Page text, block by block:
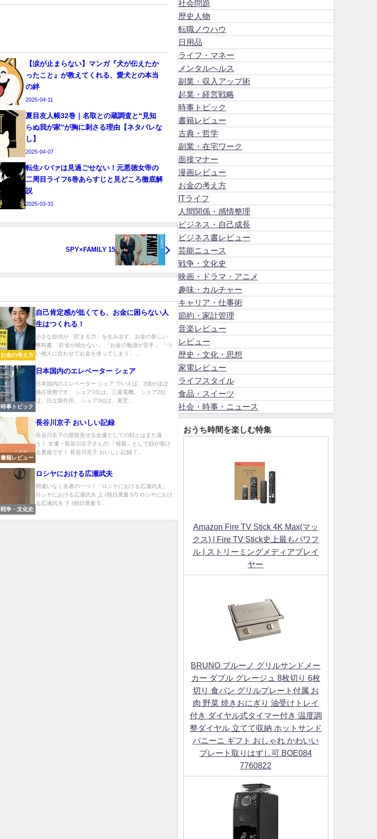
【涙が止まらない】マンガ『犬が伝えたか
ったこと』が教えてくれる、愛犬との本当
の絆
2025-04-11
夏目友人帳32巻｜名取との蔵調査と“見知
らぬ我が家”が胸に刺さる理由【ネタバレな
し】
2025-04-07
転生ババァは見過ごせない！元悪徳女帝の
二周目ライフ6巻あらすじと見どころ徹底解
説
2025-03-31
SPY×FAMILY 15
お金の考え方
自己肯定感が低くても、お金に困らない人
生はつくれる！
小さな自信が「貯まる力」を生み出す、お金の新しい
教科書 「貯金が続かない」 「お金の勉強が苦手」 「つ
い他人に合わせてお金を使ってしまう」 ...
時事トピック
日本国内のエレベーター シェア
日本国内のエレベーター シェア でいえば、3強がほぼ
独占状態です。 シェア1位は、三菱電機。 シェア2位
は、日立製作所。 シェア3位は、東芝...
書籍レビュー
長谷川京子 おいしい記録
長谷川京子の普段見せる女優としての顔とはまた違
う！ 女優・長谷川京子さんの 「母親」として顔が覗け
る書籍です！ 長谷川京子 おいしい記録 7...
戦争・文化史
ロシヤにおける広瀬武夫
間違いなく名著の一つ！「ロシヤにおける広瀬武夫」
ロシヤにおける広瀬武夫 上 (朝日選書 57) ロシヤにおけ
る広瀬武夫 下 (朝日選書 5...
社会問題
歴史人物
転職ノウハウ
日用品
ライフ・マネー
メンタルヘルス
副業・収入アップ術
起業・経営戦略
時事トピック
書籍レビュー
古典・哲学
副業・在宅ワーク
面接マナー
漫画レビュー
お金の考え方
ITライフ
人間関係・感情整理
ビジネス・自己成長
ビジネス書レビュー
芸能ニュース
戦争・文化史
映画・ドラマ・アニメ
趣味・カルチャー
キャリア・仕事術
節約・家計管理
音楽レビュー
レビュー
歴史・文化・思想
家電レビュー
ライフスタイル
食品・スイーツ
社会・時事・ニュース
おうち時間を楽しむ特集
Amazon Fire TV Stick 4K Max(マッ
クス) | Fire TV Stick史上最もパワフ
ル | ストリーミングメディアプレイ
ヤー
BRUNO ブルーノ グリルサンドメー
カー ダブル グレージュ 8枚切り 6枚
切り 食パン グリルプレート付属 お
肉 野菜 焼きおにぎり 油受けトレイ
付き ダイヤル式タイマー付き 温度調
整ダイヤル 立てて収納 ホットサンド
パニーニ ギフト おしゃれ かわいい
プレート取りはずし可 BOE084
7760822